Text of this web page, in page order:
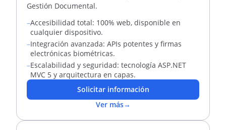
Gestión Documental.
–Accesibilidad total: 100% web, disponible en
cualquier dispositivo.
–Integración avanzada: APIs potentes y firmas
electrónicas biométricas.
–Escalabilidad y seguridad: tecnología ASP.NET
MVC 5 y arquitectura en capas.
Solicitar información
Ver más→